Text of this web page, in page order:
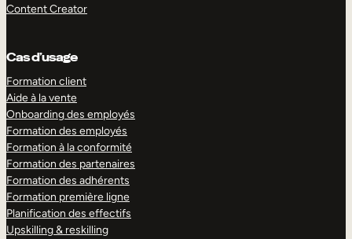
Content Creator
Cas d’usage
Formation client
Aide à la vente
Onboarding des employés
Formation des employés
Formation à la conformité
Formation des partenaires
Formation des adhérents
Formation première ligne
Planification des effectifs
Upskilling & reskilling